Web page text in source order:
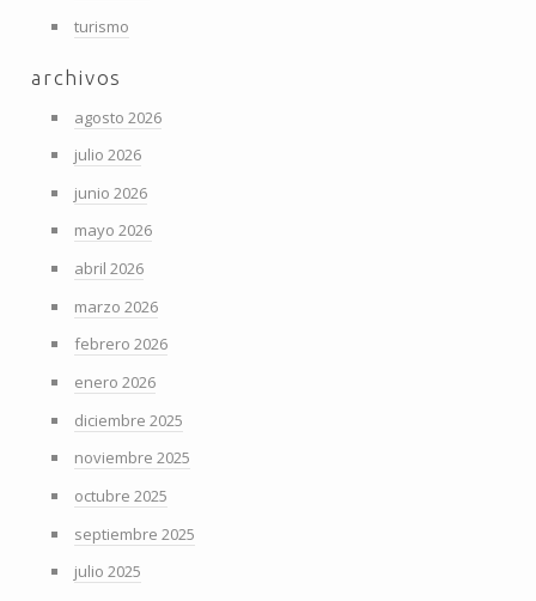
turismo
archivos
agosto 2026
julio 2026
junio 2026
mayo 2026
abril 2026
marzo 2026
febrero 2026
enero 2026
diciembre 2025
noviembre 2025
octubre 2025
septiembre 2025
julio 2025